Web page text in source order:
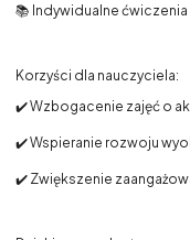
📚 Indywidualne
Korzyści dla nauczyciela:
✔️ Wzbogacenie zajęć o
✔️ Wspieranie rozwoju
✔️ Zwiększenie